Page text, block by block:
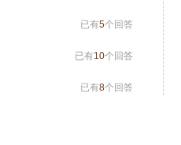
已有5个回答
已有10个回答
已有8个回答